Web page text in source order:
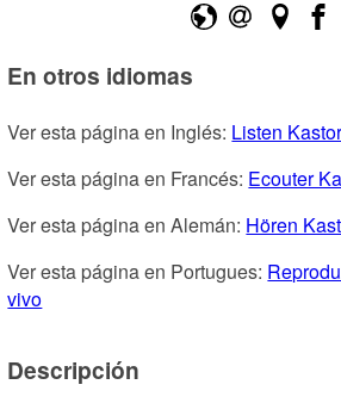
En otros idiomas
Ver esta página en Inglés: Listen
Ver esta página en Francés: Ecouter
Ver esta página en Alemán: Hören
Ver esta página en Portugues:
vivo
Descripción